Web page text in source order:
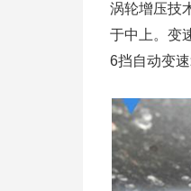
涡轮增压技
于中上。变
6挡自动变